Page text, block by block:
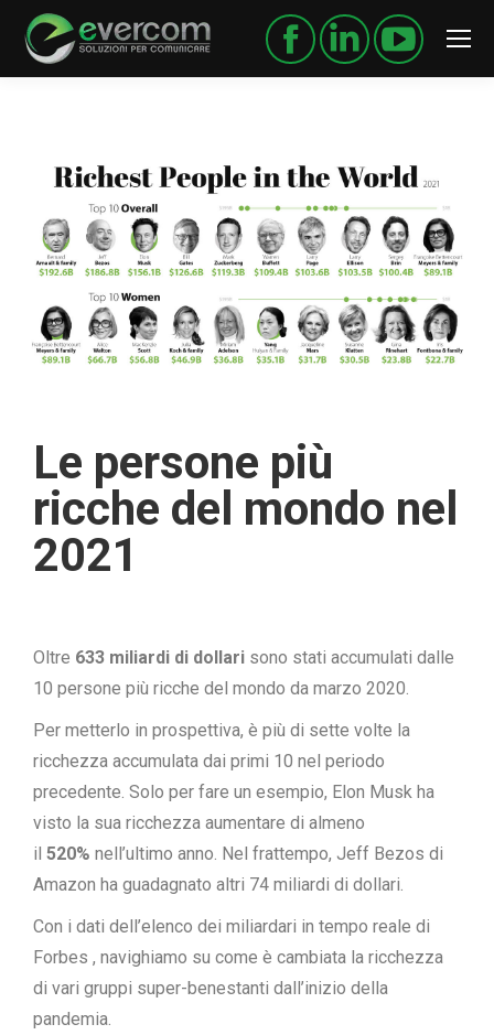
Le persone più
ricche del mondo nel
2021
Oltre 633 miliardi di dollari sono stati accumulati dalle
10 persone più ricche del mondo da marzo 2020.
Per metterlo in prospettiva, è più di sette volte la
ricchezza accumulata dai primi 10 nel periodo
precedente. Solo per fare un esempio, Elon Musk ha
visto la sua ricchezza aumentare di almeno
il 520% nell’ultimo anno. Nel frattempo, Jeff Bezos di
Amazon ha guadagnato altri 74 miliardi di dollari.
Con i dati dell’elenco dei miliardari in tempo reale di
Forbes , navighiamo su come è cambiata la ricchezza
di vari gruppi super-benestanti dall’inizio della
pandemia.